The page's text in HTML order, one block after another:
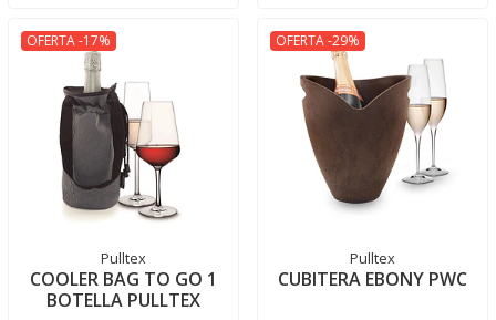
OFERTA -17%
Pulltex
COOLER BAG TO GO 1
BOTELLA PULLTEX
OFERTA -29%
Pulltex
CUBITERA EBONY PWC